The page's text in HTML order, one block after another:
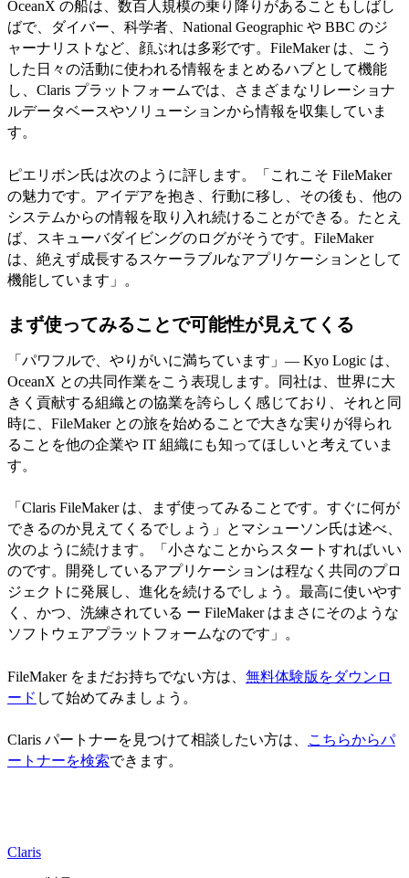
OceanX の船は、数百人規模の乗り降りがあることもしばし
ばで、ダイバー、科学者、National Geographic や BBC のジ
ャーナリストなど、顔ぶれは多彩です。FileMaker は、こう
した日々の活動に使われる情報をまとめるハブとして機能
し、Claris プラットフォームでは、さまざまなリレーショナ
ルデータベースやソリューションから情報を収集していま
す。
ピエリボン氏は次のように評します。「これこそ FileMaker
の魅力です。アイデアを抱き、行動に移し、その後も、他の
システムからの情報を取り入れ続けることができる。たとえ
ば、スキューバダイビングのログがそうです。FileMaker
は、絶えず成長するスケーラブルなアプリケーションとして
機能しています」。
まず使ってみることで可能性が見えてくる
「パワフルで、やりがいに満ちています」— Kyo Logic は、
OceanX との共同作業をこう表現します。同社は、世界に大
きく貢献する組織との協業を誇らしく感じており、それと同
時に、FileMaker との旅を始めることで大きな実りが得られ
ることを他の企業や IT 組織にも知ってほしいと考えていま
す。
「Claris FileMaker は、まず使ってみることです。すぐに何が
できるのか見えてくるでしょう」とマシューソン氏は述べ、
次のように続けます。「小さなことからスタートすればいい
のです。開発しているアプリケーションは程なく共同のプロ
ジェクトに発展し、進化を続けるでしょう。最高に使いやす
く、かつ、洗練されている ー FileMaker はまさにそのような
ソフトウェアプラットフォームなのです」。
FileMaker をまだお持ちでない方は、 無料体験版をダウンロ
ード して始めてみましょう。
Claris パートナーを見つけて相談したい方は、
こちらからパ
ートナーを検索できます。
Claris